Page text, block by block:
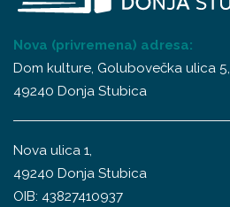
Nova (privremena) adresa:
Dom kulture, Golubovečka ulica 5,
49240 Donja Stubica
Nova ulica 1,
49240 Donja Stubica
OIB: 43827410937